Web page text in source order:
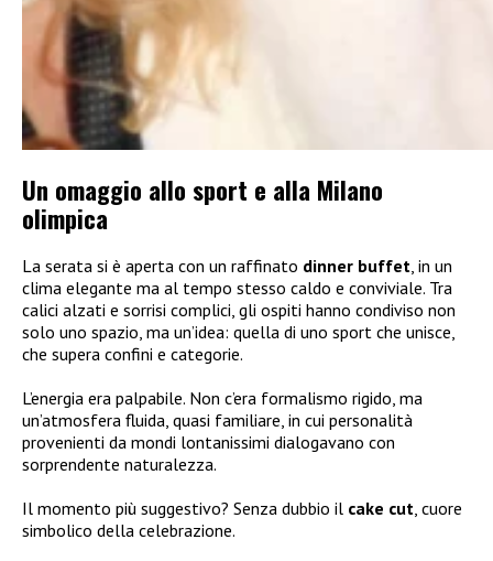
Un omaggio allo sport e alla Milano
olimpica
La serata si è aperta con un raffinato dinner buffet , in un
clima elegante ma al tempo stesso caldo e conviviale. Tra
calici alzati e sorrisi complici, gli ospiti hanno condiviso non
solo uno spazio, ma un’idea: quella di uno sport che unisce,
che supera confini e categorie.
L’energia era palpabile. Non c’era formalismo rigido, ma
un’atmosfera fluida, quasi familiare, in cui personalità
provenienti da mondi lontanissimi dialogavano con
sorprendente naturalezza.
Il momento più suggestivo? Senza dubbio il cake cut , cuore
simbolico della celebrazione.